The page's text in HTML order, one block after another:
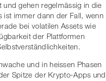
und gehen regelmässig in die
ist immer dann der Fall, wenn
bei volatilen Assets wie
der Plattformen
und in heissen Phasen
Spitze der Krypto-Apps und